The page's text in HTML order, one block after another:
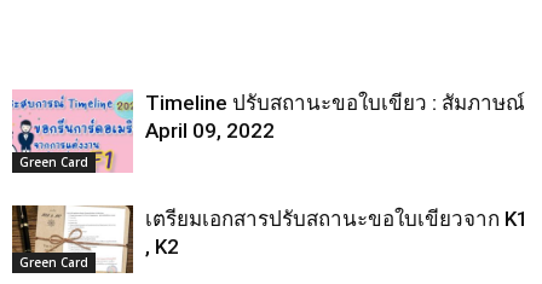
Green Card
Timeline ปรับสถานะขอใบเขียว : สัมภาษณ์
April 09, 2022
Green Card
เตรียมเอกสารปรับสถานะขอใบเขียวจาก K1
, K2